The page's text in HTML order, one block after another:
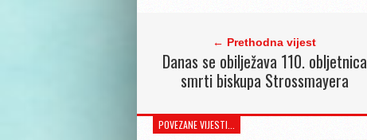
← Prethodna vijest
Danas se obilježava 110. obljetnica
smrti biskupa Strossmayera
POVEZANE VIJESTI...